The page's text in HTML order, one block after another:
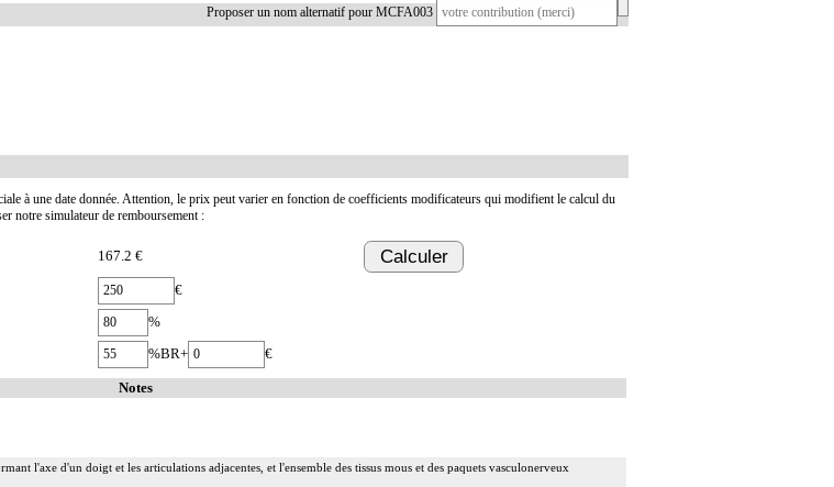
Proposer un nom alternatif pour MCFA003
à une date donnée. Attention, le prix peut varier en fonction de coefficients modificateurs qui modifient le calcul du
notre simulateur de remboursement :
167.2 € Calculer
€
%
%BR+ €
Notes
l'axe d'un doigt et les articulations adjacentes, et l'ensemble des tissus mous et des paquets vasculonerveux